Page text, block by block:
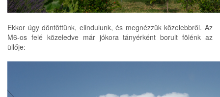
Ekkor úgy döntöttünk, elindulunk, és megnézzük közelebbről. Az
M6-os felé közeledve már jókora tányérként borult fölénk az
üllője: